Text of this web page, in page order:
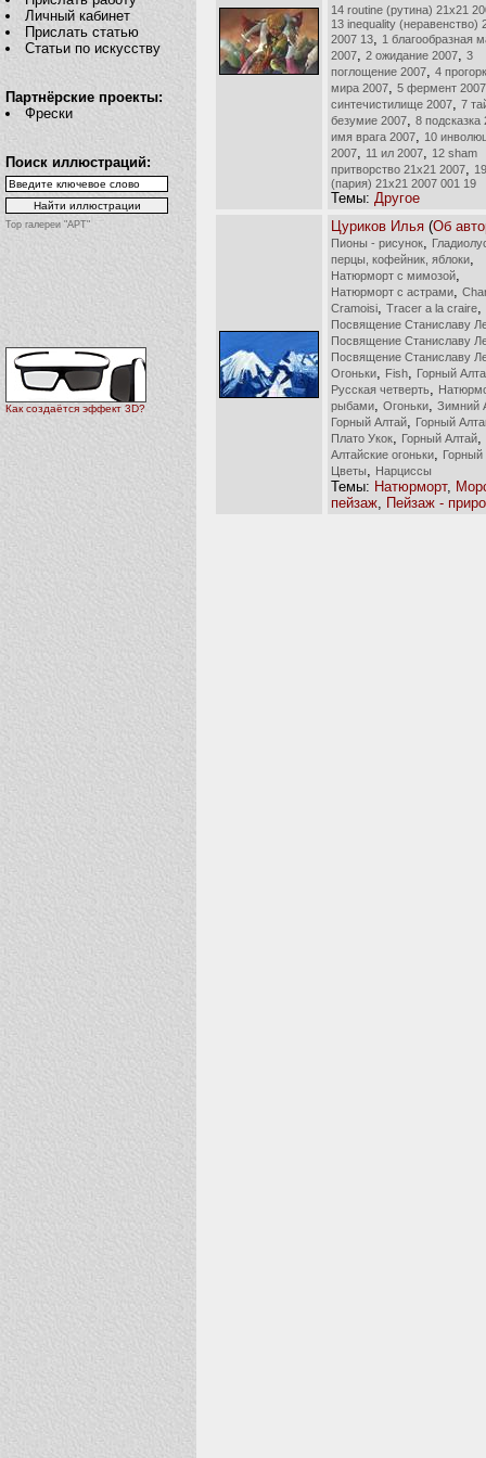
Личный кабинет
Прислать статью
Статьи по искусству
Партнёрские проекты:
Фрески
Поиск иллюстраций:
Top галереи "АРТ"
Как создаётся эффект 3D?
14 routine (рутина) 21х21
13 inequality (неравенство)
2007 13
1 благообразная
2007
2 ожидание 2007
3
поглощение 2007
4
мира 2007
5 фермент 2007
синтечистилище 2007
7
безумие 2007
8 подсказка
имя врага 2007
10
2007
11 ил 2007
12 sham
притворство 21х21 2007
(пария) 21х21 2007 001 19
Темы: Другое
Цуриков Илья (Об
Пионы - рисунок
перцы, кофейник, яблоки
Натюрморт с мимозой
Натюрморт с астрами
Cramoisi
Tracer a la craire
Посвящение Станиславу
Посвящение Станиславу
Посвящение Станиславу
Огоньки
Fish
Горный
Русская четверть
рыбами
Огоньки
Зимний
Горный Алтай
Горный
Плато Укок
Горный Алтай
Алтайские огоньки
Горный
Цветы
Нарциссы
Темы: Натюрморт,
пейзаж
Пейзаж -